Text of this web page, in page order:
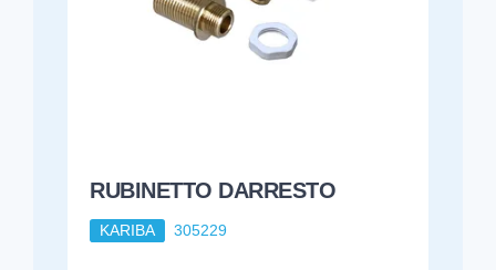
RUBINETTO DARRESTO
KARIBA 305229